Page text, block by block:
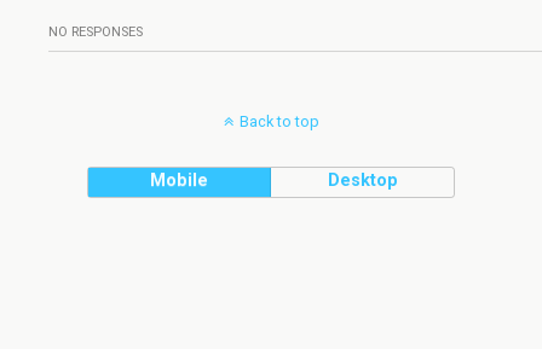
NO RESPONSES
Back to top
Mobile Desktop